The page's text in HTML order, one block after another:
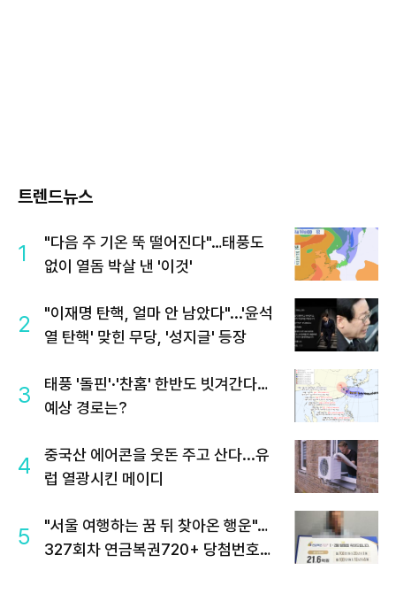
트렌드뉴스
1
"다음 주 기온 뚝 떨어진다"…태풍도
없이 열돔 박살 낸 '이것'
2
"이재명 탄핵, 얼마 안 남았다"...'윤석
열 탄핵' 맞힌 무당, '성지글' 등장
3
태풍 '돌핀'·'찬홈' 한반도 빗겨간다…
예상 경로는?
4
중국산 에어콘을 웃돈 주고 산다...유
럽 열광시킨 메이디
5
"서울 여행하는 꿈 뒤 찾아온 행운"…
327회차 연금복권720+ 당첨번호조